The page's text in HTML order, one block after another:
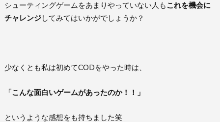
シューティングゲームをあまりやっていない人もこれを機会に
チャレンジしてみてはいかがでしょうか？
少なくとも私は初めてCODをやった時は、
「こんな面白いゲームがあったのか！！」
というような感想をも持ちました笑